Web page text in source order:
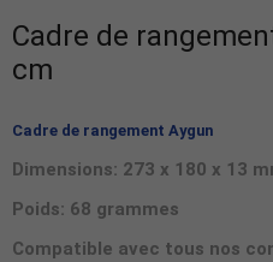
Cadre de
cm
Cadre de rangement Aygun
Dimensions: 273 x 180 x 13
Poids: 68 grammes
Compatible avec tous nos